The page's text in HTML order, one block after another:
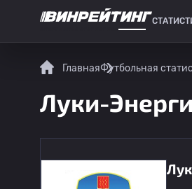
ГлавнаяФутбольная
Луки-